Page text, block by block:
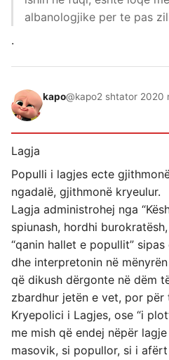
albanologjike per te pas
.
kapo@kapo2 shtator 2020
Lagja
Populli i lagjes ecte
ngadalë, gjithmonë kryeulur.
Lagja administrohej nga
spiunash, hordhi
“qanin hallet e popullit”
dhe interpretonin në
që dikush dërgonte në dëm
zbardhur jetën e vet, por
Kryepolici i Lagjes, ose “i
me mish që endej nëpër
masovik, si popullor, si i